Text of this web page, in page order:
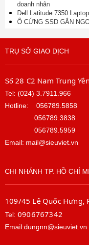
doanh nhân
Dell Latitude 7350
Ổ CỨNG SSD GẮN
TRỤ SỞ GIAO DỊCH
Số 28 C2 Nam Trung
Tel: (024) 3.7911.966
Hotline: 056789.5858
056789.3838
056789.5959
Email: mail@sieuviet.vn
CHI NHÁNH TP. HỒ CHÍ
109/45 Lê Quốc Hưng,
Tel: 0906767342
Email:dungnn@sieuviet.vn